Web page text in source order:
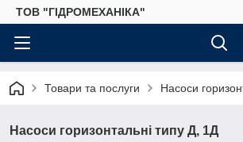
ТОВ "ГІДРОМЕХАНІКА"
Товари та послуги Насоси
Насоси горизонтальні типу Д, 1Д